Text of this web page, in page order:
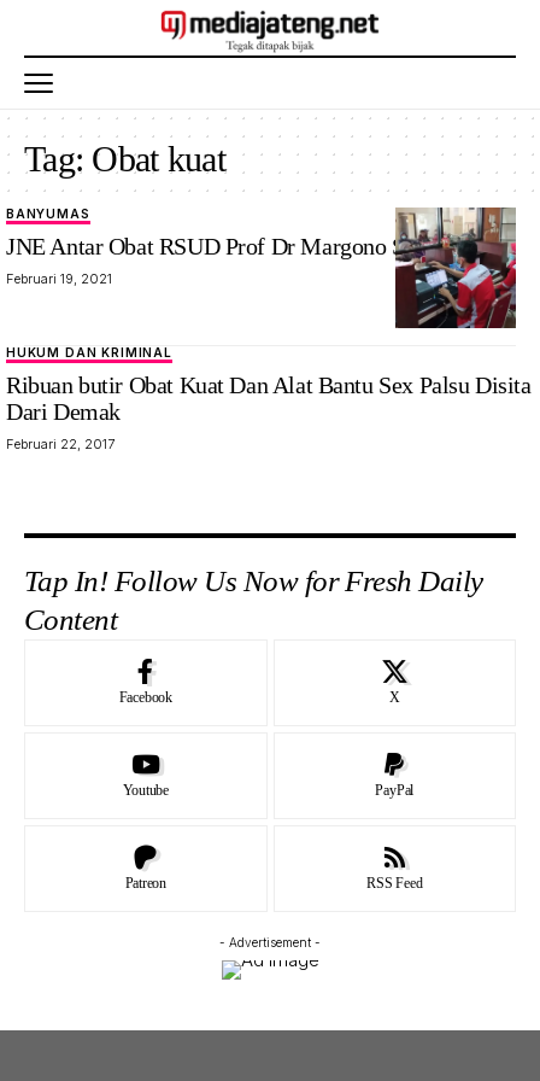
Tag: Obat kuat
BANYUMAS
JNE Antar Obat RSUD Prof Dr Margono Soekarjo
Februari 19, 2021
HUKUM DAN KRIMINAL
Ribuan butir Obat Kuat Dan Alat Bantu Sex Palsu Disita
Dari Demak
Februari 22, 2017
Tap In! Follow Us Now for Fresh Daily
Content
Facebook X
Youtube PayPal
Patreon RSS Feed
- Advertisement -